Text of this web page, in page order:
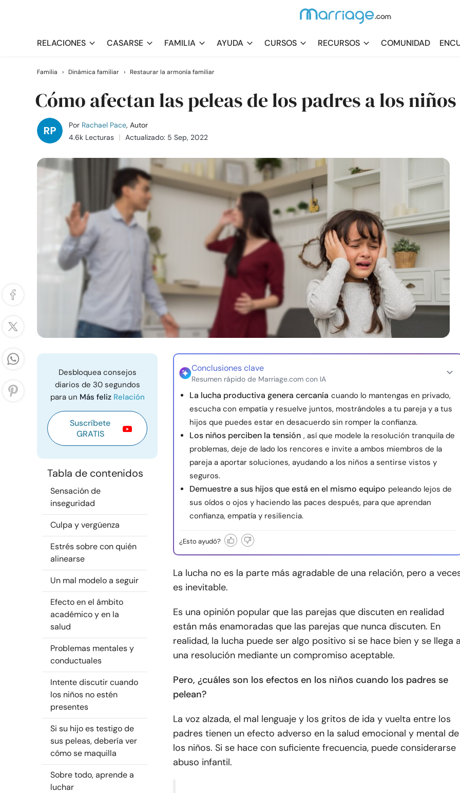
RELACIONES CASARSE FAMILIA AYUDA CURSOS RECURSOS COMUNIDAD
Familia › Dinámica familiar › Restaurar la armonía familiar
Cómo afectan las peleas de los padres a los niños
Por Rachael Pace, Autor
4.6k Lecturas
Actualizado: 5 Sep, 2022
Desbloquea consejos
diarios de 30 segundos
para un Más feliz Relación
Suscríbete
GRATIS
Tabla de contenidos
Sensación de
inseguridad
Culpa y vergüenza
Estrés sobre con quién
alinearse
Un mal modelo a seguir
Efecto en el ámbito
académico y en la
salud
Problemas mentales y
conductuales
Intente discutir cuando
los niños no estén
presentes
Si su hijo es testigo de
sus peleas, debería ver
cómo se maquilla
Sobre todo, aprende a
luchar
Conclusiones clave
Resumen rápido de Marriage.com con IA
La lucha productiva genera cercanía cuando lo mantengas en privado,
escucha con empatía y resuelve juntos, mostrándoles a tu pareja y a tus
hijos que puedes estar en desacuerdo sin romper la confianza.
Los niños perciben la tensión , así que modele la resolución tranquila de
problemas, deje de lado los rencores e invite a ambos miembros de la
pareja a aportar soluciones, ayudando a los niños a sentirse vistos y
seguros.
Demuestre a sus hijos que está en el mismo equipo peleando lejos de
sus oídos o ojos y haciendo las paces después, para que aprendan
confianza, empatía y resiliencia.
¿Esto ayudó?
La lucha no es la parte más agradable de una relación, pero a
es inevitable.
Es una opinión popular que las parejas que discuten en realidad
están más enamoradas que las parejas que nunca discuten. En
realidad, la lucha puede ser algo positivo si se hace bien y se llega
una resolución mediante un compromiso aceptable.
Pero, ¿cuáles son los efectos en los niños cuando los padres se
pelean?
La voz alzada, el mal lenguaje y los gritos de ida y vuelta entre los
padres tienen un efecto adverso en la salud emocional y mental de
los niños. Si se hace con suficiente frecuencia, puede considerarse
abuso infantil.